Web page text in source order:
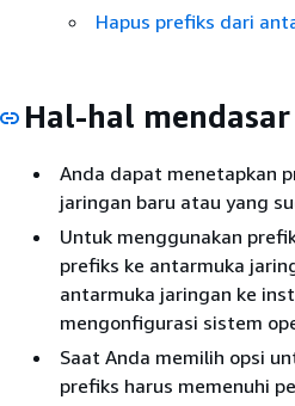
Hapus prefiks dari
Hal-hal mendasar
Anda dapat menetapkan
jaringan baru atau yang
Untuk menggunakan
prefiks ke antarmuka
antarmuka jaringan ke
mengonfigurasi sistem
Saat Anda memilih opsi
prefiks harus memenuhi